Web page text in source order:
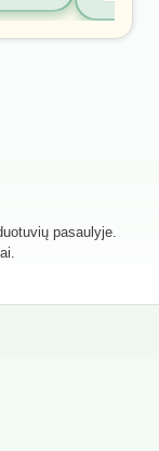
pasaulyje.